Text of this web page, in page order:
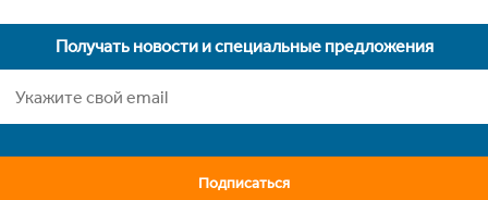
Получать новости и специальные предложения
Подписаться